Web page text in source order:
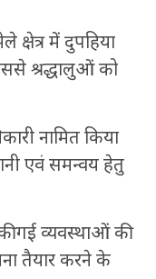
में दुपहिया
श्रद्धालुओं को
नामित किया
एवं समन्वय हेतु
की गई व्यवस्थाओं की
तैयार करने के